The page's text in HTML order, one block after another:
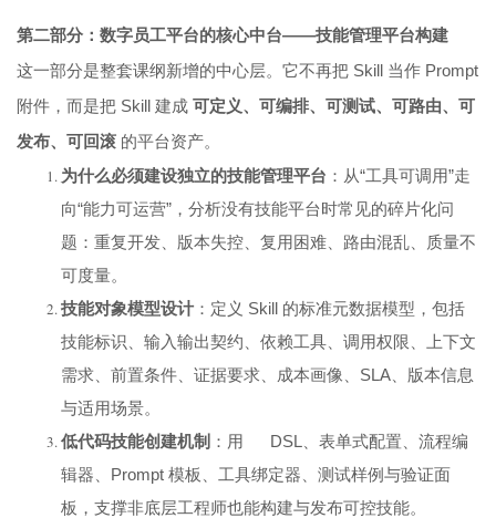
第二部分：数字员工平台的核心中台——技能管理平台构建
这一部分是整套课纲新增的中心层。它不再把 Skill 当作 Prompt
附件，而是把 Skill 建成 可定义、可编排、可测试、可路由、可
发布、可回滚 的平台资产。
为什么必须建设独立的技能管理平台 ：从“工具可调用”走
向“能力可运营”，分析没有技能平台时常见的碎片化问
题：重复开发、版本失控、复用困难、路由混乱、质量不
可度量。
技能对象模型设计 ：定义 Skill 的标准元数据模型，包括
技能标识、输入输出契约、依赖工具、调用权限、上下文
需求、前置条件、证据要求、成本画像、SLA、版本信息
与适用场景。
低代码技能创建机制 ：用 DSL、表单式配置、流程编
辑器、Prompt 模板、工具绑定器、测试样例与验证面
板，支撑非底层工程师也能构建与发布可控技能。